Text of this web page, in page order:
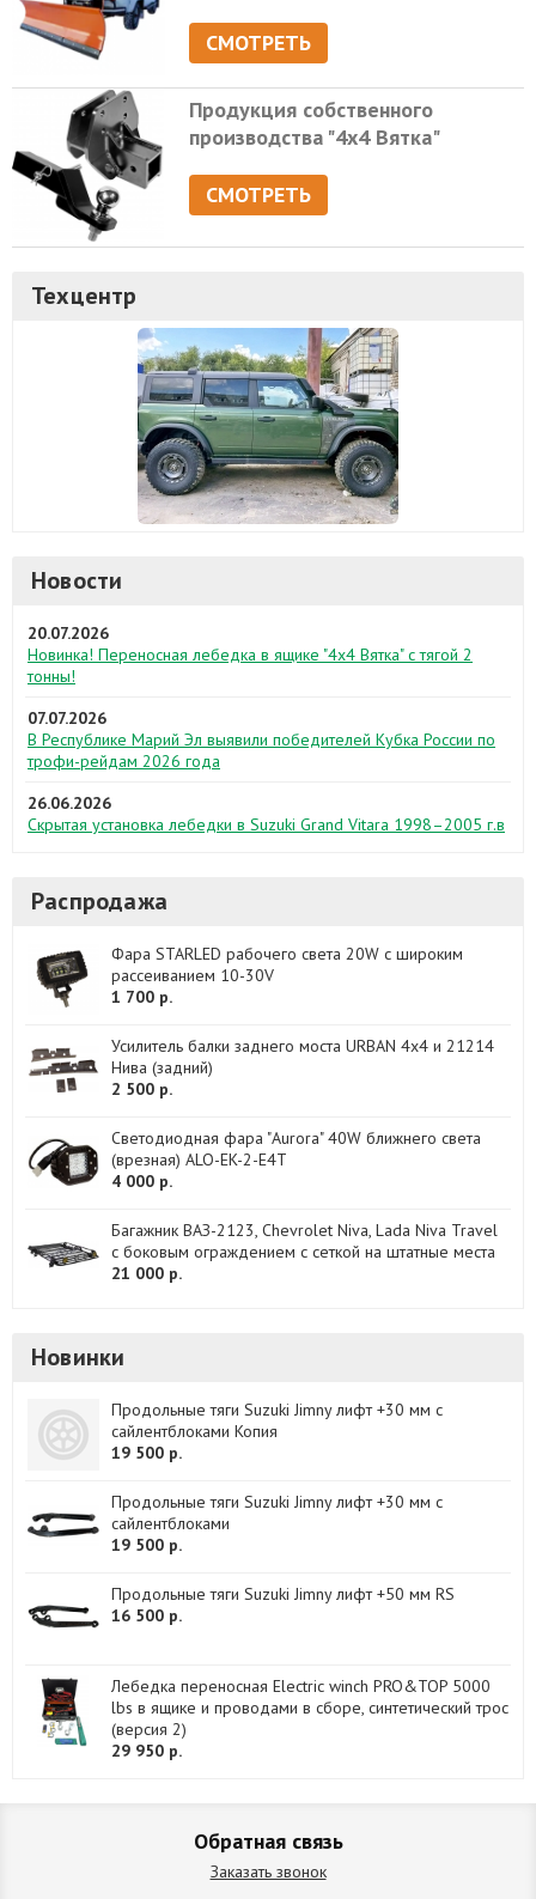
СМОТРЕТЬ
Продукция собственного
производства "4х4 Вятка"
СМОТРЕТЬ
Техцентр
Новости
20.07.2026
Новинка! Переносная лебедка в ящике "4х4 Вятка" с тягой 2
тонны!
07.07.2026
В Республике Марий Эл выявили победителей Кубка России по
трофи-рейдам 2026 года
26.06.2026
Скрытая установка лебедки в Suzuki Grand Vitara 1998–2005 г.в
Распродажа
Фара STARLED рабочего света 20W с широким
рассеиванием 10-30V
1 700 р.
Усилитель балки заднего моста URBAN 4x4 и 21214
Нива (задний)
2 500 р.
Светодиодная фара "Aurora" 40W ближнего света
(врезная) ALO-EK-2-E4T
4 000 р.
Багажник ВАЗ-2123, Chevrolet Niva, Lada Niva Travel
с боковым ограждением с сеткой на штатные места
21 000 р.
Новинки
Продольные тяги Suzuki Jimny лифт +30 мм с
сайлентблоками Копия
19 500 р.
Продольные тяги Suzuki Jimny лифт +30 мм с
сайлентблоками
19 500 р.
Продольные тяги Suzuki Jimny лифт +50 мм RS
16 500 р.
Лебедка переносная Electric winch PRO&TOP 5000
lbs в ящике и проводами в сборе, синтетический трос
(версия 2)
29 950 р.
Обратная связь
Заказать звонок